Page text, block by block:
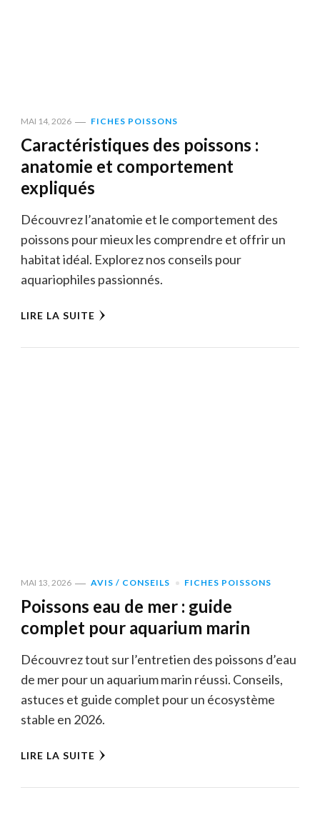
MAI 14, 2026 FICHES POISSONS
Caractéristiques des poissons :
anatomie et comportement
expliqués
Découvrez l’anatomie et le comportement des
poissons pour mieux les comprendre et offrir un
habitat idéal. Explorez nos conseils pour
aquariophiles passionnés.
LIRE LA SUITE
MAI 13, 2026 AVIS / CONSEILS FICHES POISSONS
Poissons eau de mer : guide
complet pour aquarium marin
Découvrez tout sur l’entretien des poissons d’eau
de mer pour un aquarium marin réussi. Conseils,
astuces et guide complet pour un écosystème
stable en 2026.
LIRE LA SUITE